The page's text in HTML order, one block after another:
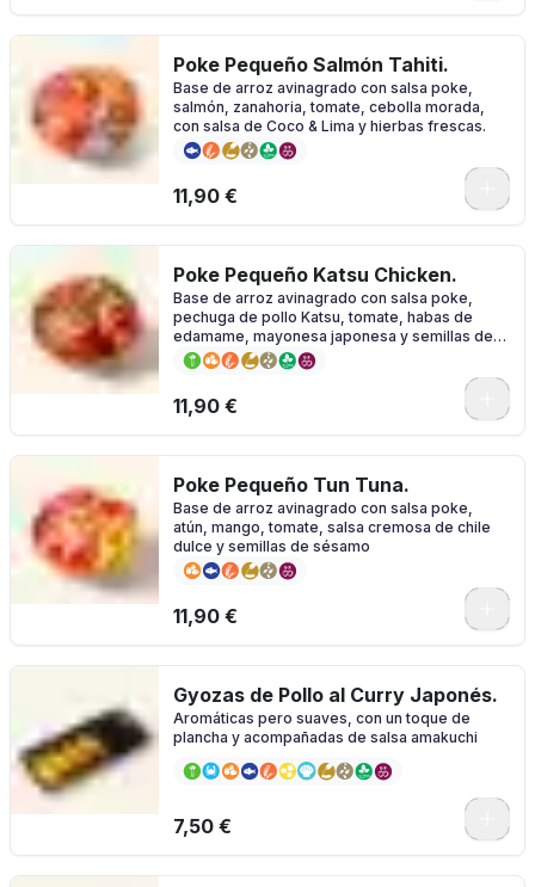
Poke Pequeño Salmón Tahiti.
Base de arroz avinagrado con salsa poke,
salmón, zanahoria, tomate, cebolla morada,
con salsa de Coco & Lima y hierbas frescas.
11,90 €
Poke Pequeño Katsu Chicken.
Base de arroz avinagrado con salsa poke,
pechuga de pollo Katsu, tomate, habas de
edamame, mayonesa japonesa y semillas de
sésamo
11,90 €
Poke Pequeño Tun Tuna.
Base de arroz avinagrado con salsa poke,
atún, mango, tomate, salsa cremosa de chile
dulce y semillas de sésamo
11,90 €
Gyozas de Pollo al Curry Japonés.
Aromáticas pero suaves, con un toque de
plancha y acompañadas de salsa amakuchi
7,50 €